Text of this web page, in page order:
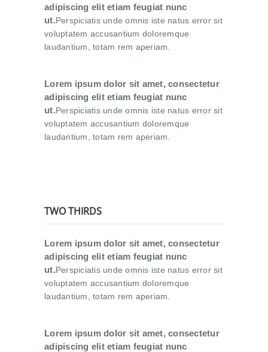
adipiscing elit etiam feugiat nunc
ut.Perspiciatis unde omnis iste natus error sit
voluptatem accusantium doloremque
laudantium, totam rem aperiam.
Lorem ipsum dolor sit amet, consectetur
adipiscing elit etiam feugiat nunc
ut.Perspiciatis unde omnis iste natus error sit
voluptatem accusantium doloremque
laudantium, totam rem aperiam.
TWO THIRDS
Lorem ipsum dolor sit amet, consectetur
adipiscing elit etiam feugiat nunc
ut.Perspiciatis unde omnis iste natus error sit
voluptatem accusantium doloremque
laudantium, totam rem aperiam.
Lorem ipsum dolor sit amet, consectetur
adipiscing elit etiam feugiat nunc